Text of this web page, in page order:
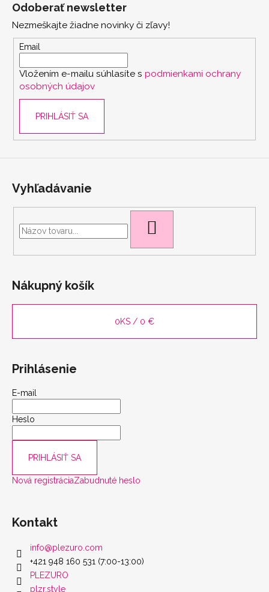
Odoberať newsletter
Nezmeškajte žiadne novinky či zľavy!
Email
Vložením e-mailu súhlasíte s podmienkami ochrany
osobných údajov
PRIHLÁSIŤ SA
Vyhľadávanie
Nákupný košík
0KS / 0 €
Prihlásenie
E-mail
Heslo
PRIHLÁSIŤ SA
Nová registráciaZabudnuté heslo
Kontakt
info@plezuro.com
+421 948 160 531 (7:00-13:00)
PLEZURO
plzr.style